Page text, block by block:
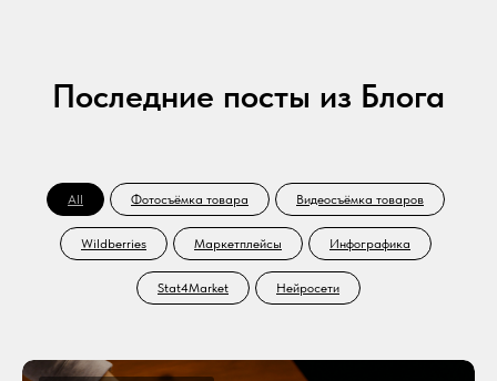
Последние посты из Блога
All Фотосъёмка товара Видеосъёмка товаров
Wildberries Маркетплейсы Инфографика
Stat4Market Нейросети